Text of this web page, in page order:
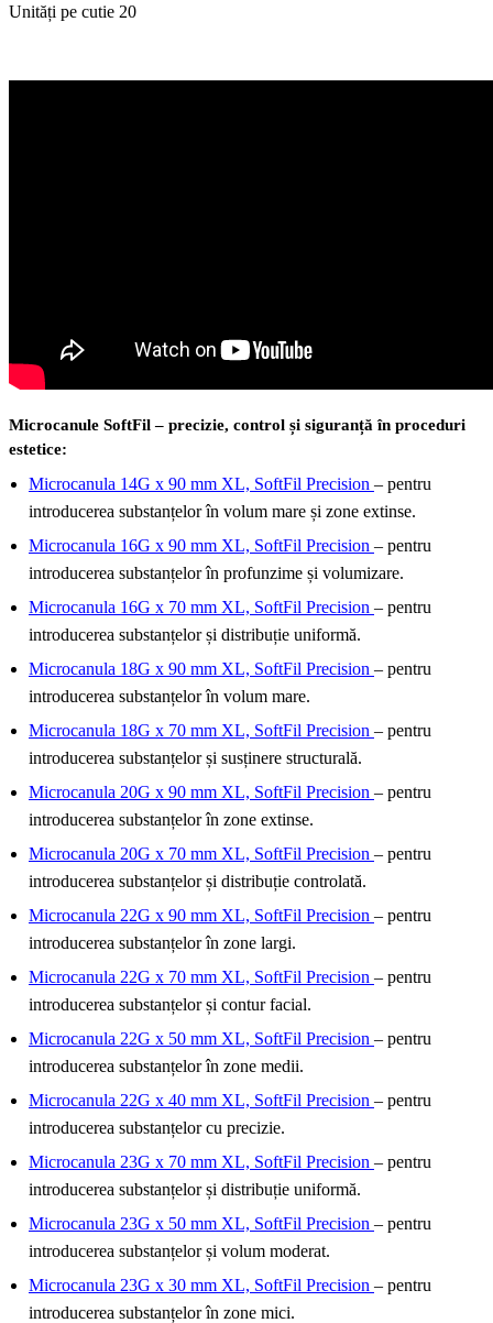
Unități pe cutie 20
Microcanule SoftFil – precizie, control și siguranță în proceduri
estetice:
Microcanula 14G x 90 mm XL, SoftFil Precision – pentru
introducerea substanțelor în volum mare și zone extinse.
Microcanula 16G x 90 mm XL, SoftFil Precision – pentru
introducerea substanțelor în profunzime și volumizare.
Microcanula 16G x 70 mm XL, SoftFil Precision – pentru
introducerea substanțelor și distribuție uniformă.
Microcanula 18G x 90 mm XL, SoftFil Precision – pentru
introducerea substanțelor în volum mare.
Microcanula 18G x 70 mm XL, SoftFil Precision – pentru
introducerea substanțelor și susținere structurală.
Microcanula 20G x 90 mm XL, SoftFil Precision – pentru
introducerea substanțelor în zone extinse.
Microcanula 20G x 70 mm XL, SoftFil Precision – pentru
introducerea substanțelor și distribuție controlată.
Microcanula 22G x 90 mm XL, SoftFil Precision – pentru
introducerea substanțelor în zone largi.
Microcanula 22G x 70 mm XL, SoftFil Precision – pentru
introducerea substanțelor și contur facial.
Microcanula 22G x 50 mm XL, SoftFil Precision – pentru
introducerea substanțelor în zone medii.
Microcanula 22G x 40 mm XL, SoftFil Precision – pentru
introducerea substanțelor cu precizie.
Microcanula 23G x 70 mm XL, SoftFil Precision – pentru
introducerea substanțelor și distribuție uniformă.
Microcanula 23G x 50 mm XL, SoftFil Precision – pentru
introducerea substanțelor și volum moderat.
Microcanula 23G x 30 mm XL, SoftFil Precision – pentru
introducerea substanțelor în zone mici.